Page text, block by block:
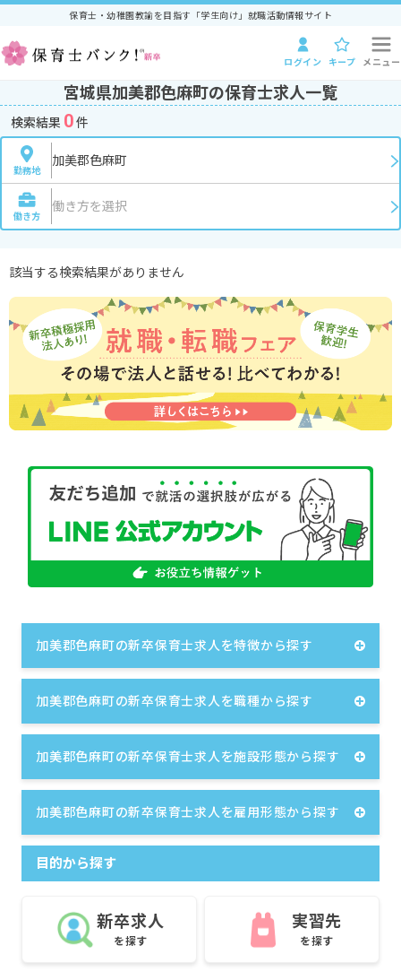
保育士・幼稚園教諭を目指す「学生向け」就職活動情報サイト
ログイン キープ メニュー
宮城県加美郡色麻町の保育士求人一覧
検索結果 0件
勤務地
加美郡色麻町
働き方
働き方を選択
該当する検索結果がありません
加美郡色麻町の新卒保育士求人を特徴から探す
加美郡色麻町の新卒保育士求人を職種から探す
加美郡色麻町の新卒保育士求人を施設形態から探す
加美郡色麻町の新卒保育士求人を雇用形態から探す
目的から探す
新卒求人
を探す
実習先
を探す